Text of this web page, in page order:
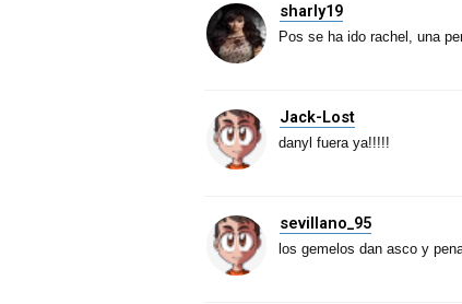
sharly19
Pos se ha ido rachel, una
Jack-Lost
danyl fuera ya!!!!!
sevillano_95
los gemelos dan asco y